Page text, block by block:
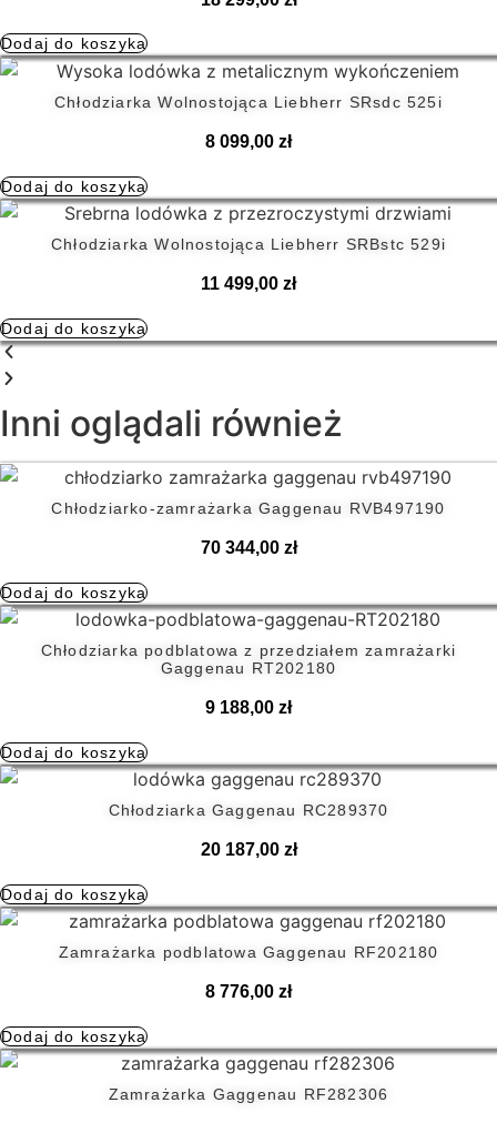
Dodaj do koszyka
Chłodziarka Wolnostojąca Liebherr SRsdc 525i
8 099,00 zł
Dodaj do koszyka
Chłodziarka Wolnostojąca Liebherr SRBstc 529i
11 499,00 zł
Dodaj do koszyka
Inni oglądali również
Chłodziarko-zamrażarka Gaggenau RVB497190
70 344,00 zł
Dodaj do koszyka
Chłodziarka podblatowa z przedziałem zamrażarki
Gaggenau RT202180
9 188,00 zł
Dodaj do koszyka
Chłodziarka Gaggenau RC289370
20 187,00 zł
Dodaj do koszyka
Zamrażarka podblatowa Gaggenau RF202180
8 776,00 zł
Dodaj do koszyka
Zamrażarka Gaggenau RF282306